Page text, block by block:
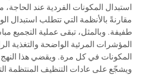
استبدال المكونات الفردية عند
مقارنةً بالأنظمة التي تتطلب استبدال
طفيفة. وبالمثل، تبقى عملية
المؤشرات المرئية الواضحة والتغذية
المكونات في كل مرة. ويقضي هذا
ويشجّع على عادات التنظيف المنتظمة